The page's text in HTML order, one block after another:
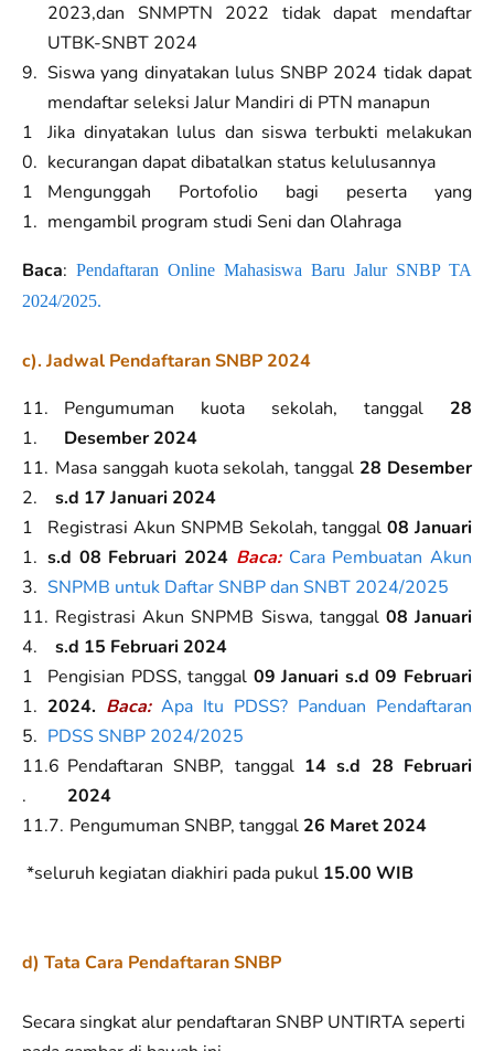
2023,dan SNMPTN 2022 tidak dapat mendaftar
UTBK-SNBT 2024
Siswa yang dinyatakan lulus SNBP 2024 tidak dapat
mendaftar seleksi Jalur Mandiri di PTN manapun
Jika dinyatakan lulus dan siswa terbukti melakukan
kecurangan dapat dibatalkan status kelulusannya
Mengunggah Portofolio bagi peserta yang
mengambil program studi Seni dan Olahraga
Baca: Pendaftaran Online Mahasiswa Baru Jalur SNBP TA
2024/2025.
c). Jadwal Pendaftaran SNBP 2024
Pengumuman kuota sekolah, tanggal 28
Desember 2024
Masa sanggah kuota sekolah, tanggal 28 Desember
s.d 17 Januari 2024
Registrasi Akun SNPMB Sekolah, tanggal08 Januari
s.d 08 Februari 2024 Baca: Cara Pembuatan Akun
SNPMB untuk Daftar SNBP dan SNBT 2024/2025
Registrasi Akun SNPMB Siswa, tanggal 08 Januari
s.d 15 Februari 2024
Pengisian PDSS, tanggal 09 Januari s.d 09 Februari
2024. Baca: Apa Itu PDSS? Panduan Pendaftaran
PDSS SNBP 2024/2025
Pendaftaran SNBP, tanggal 14 s.d 28 Februari
2024
Pengumuman SNBP, tanggal 26 Maret 2024
*seluruh kegiatan diakhiri pada pukul 15.00 WIB
d) Tata Cara Pendaftaran SNBP
Secara singkat alur pendaftaran SNBP UNTIRTA seperti